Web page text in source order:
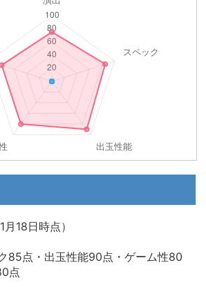
18日時点）
85点・出玉性能90点・ゲーム性80
点